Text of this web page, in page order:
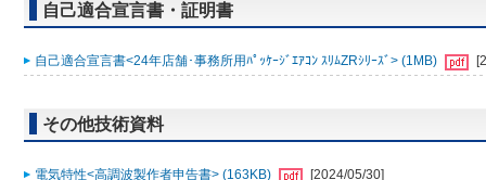
自己適合宣言書・証明書
自己適合宣言書<24年店舗･事務所用ﾊﾟｯｹｰｼﾞｴｱｺﾝ ｽﾘﾑZRｼﾘｰｽﾞ> (1MB)
その他技術資料
電気特性<高調波製作者申告書> (163KB)
[2024/05/30]